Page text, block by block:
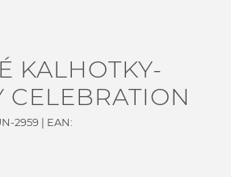
KALHOTKY-
CELEBRATION
2959 | EAN: